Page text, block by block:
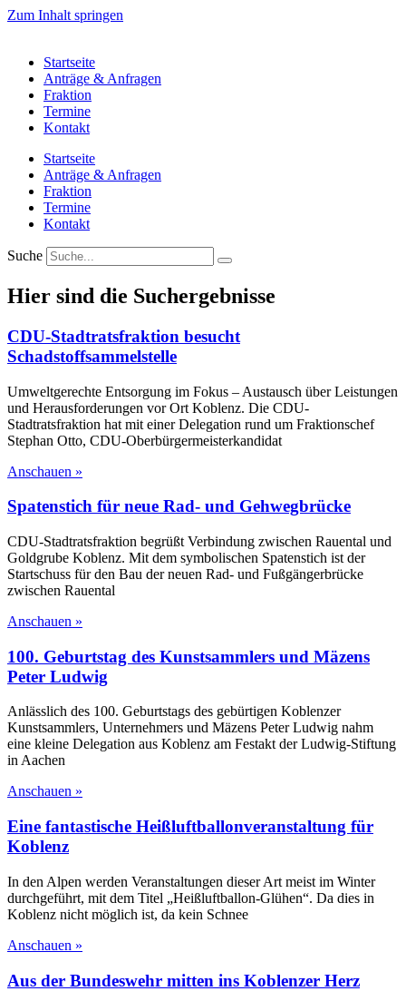
Zum Inhalt springen
Startseite
Anträge & Anfragen
Fraktion
Termine
Kontakt
Startseite
Anträge & Anfragen
Fraktion
Termine
Kontakt
Suche
Hier sind die Suchergebnisse
CDU-Stadtratsfraktion besucht
Schadstoffsammelstelle
Umweltgerechte Entsorgung im Fokus – Austausch über Leistungen
und Herausforderungen vor Ort Koblenz. Die CDU-
Stadtratsfraktion hat mit einer Delegation rund um Fraktionschef
Stephan Otto, CDU-Oberbürgermeisterkandidat
Anschauen »
Spatenstich für neue Rad- und Gehwegbrücke
CDU-Stadtratsfraktion begrüßt Verbindung zwischen Rauental und
Goldgrube Koblenz. Mit dem symbolischen Spatenstich ist der
Startschuss für den Bau der neuen Rad- und Fußgängerbrücke
zwischen Rauental
Anschauen »
100. Geburtstag des Kunstsammlers und Mäzens
Peter Ludwig
Anlässlich des 100. Geburtstags des gebürtigen Koblenzer
Kunstsammlers, Unternehmers und Mäzens Peter Ludwig nahm
eine kleine Delegation aus Koblenz am Festakt der Ludwig-Stiftung
in Aachen
Anschauen »
Eine fantastische Heißluftballonveranstaltung für
Koblenz
In den Alpen werden Veranstaltungen dieser Art meist im Winter
durchgeführt, mit dem Titel „Heißluftballon-Glühen“. Da dies in
Koblenz nicht möglich ist, da kein Schnee
Anschauen »
Aus der Bundeswehr mitten ins Koblenzer Herz